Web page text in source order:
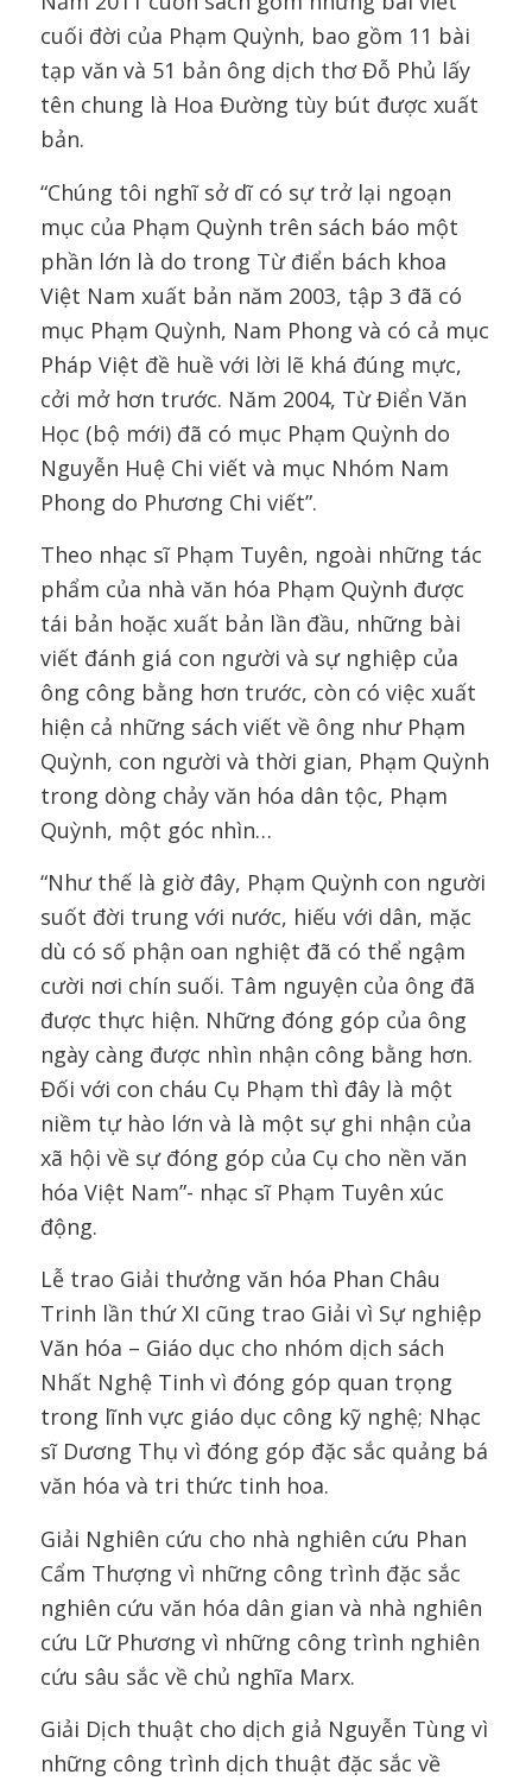
cuối đời của Phạm Quỳnh, bao gồm 11 bài
tạp văn và 51 bản ông dịch thơ Đỗ Phủ lấy
tên chung là Hoa Đường tùy bút được xuất
bản.
“Chúng tôi nghĩ sở dĩ có sự trở lại ngoạn
mục của Phạm Quỳnh trên sách báo một
phần lớn là do trong Từ điển bách khoa
Việt Nam xuất bản năm 2003, tập 3 đã có
mục Phạm Quỳnh, Nam Phong và có cả mục
Pháp Việt đề huề với lời lẽ khá đúng mực,
cởi mở hơn trước. Năm 2004, Từ Điển Văn
Học (bộ mới) đã có mục Phạm Quỳnh do
Nguyễn Huệ Chi viết và mục Nhóm Nam
Phong do Phương Chi viết”.
Theo nhạc sĩ Phạm Tuyên, ngoài những tác
phẩm của nhà văn hóa Phạm Quỳnh được
tái bản hoặc xuất bản lần đầu, những bài
viết đánh giá con người và sự nghiệp của
ông công bằng hơn trước, còn có việc xuất
hiện cả những sách viết về ông như Phạm
Quỳnh, con người và thời gian, Phạm Quỳnh
trong dòng chảy văn hóa dân tộc, Phạm
Quỳnh, một góc nhìn…
“Như thế là giờ đây, Phạm Quỳnh con người
suốt đời trung với nước, hiếu với dân, mặc
dù có số phận oan nghiệt đã có thể ngậm
cười nơi chín suối. Tâm nguyện của ông đã
được thực hiện. Những đóng góp của ông
ngày càng được nhìn nhận công bằng hơn.
Đối với con cháu Cụ Phạm thì đây là một
niềm tự hào lớn và là một sự ghi nhận của
xã hội về sự đóng góp của Cụ cho nền văn
hóa Việt Nam”- nhạc sĩ Phạm Tuyên xúc
động.
Lễ trao Giải thưởng văn hóa Phan Châu
Trinh lần thứ XI cũng trao Giải vì Sự nghiệp
Văn hóa – Giáo dục cho nhóm dịch sách
Nhất Nghệ Tinh vì đóng góp quan trọng
trong lĩnh vực giáo dục công kỹ nghệ; Nhạc
sĩ Dương Thụ vì đóng góp đặc sắc quảng bá
văn hóa và tri thức tinh hoa.
Giải Nghiên cứu cho nhà nghiên cứu Phan
Cẩm Thượng vì những công trình đặc sắc
nghiên cứu văn hóa dân gian và nhà nghiên
cứu Lữ Phương vì những công trình nghiên
cứu sâu sắc về chủ nghĩa Marx.
Giải Dịch thuật cho dịch giả Nguyễn Tùng vì
những công trình dịch thuật đặc sắc về